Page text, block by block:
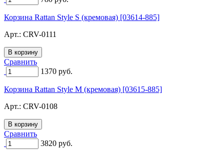
Корзина Rattan Style S (кремовая) [03614-885]
Арт.: CRV-0111
Сравнить
1370 руб.
Корзина Rattan Style M (кремовая) [03615-885]
Арт.: CRV-0108
Сравнить
3820 руб.